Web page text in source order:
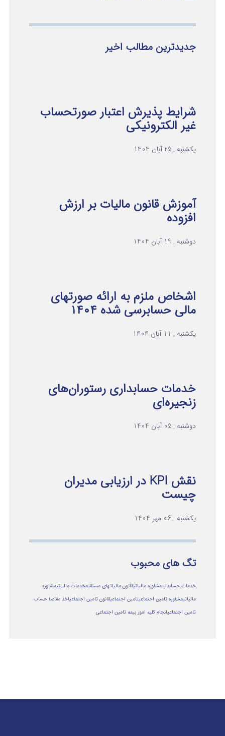
جدیدترین مطالب اخیر
شرایط پذیرش اعتبار صورتحساب
غیر الکترونیکی
یکشنبه , 25 آبان 1404
آموزش قانون مالیات بر ارزش
افزوده
دوشنبه , 19 آبان 1404
اشخاص ملزم به ارائه صورتهای
مالی حسابرسی شده ۱۴۰۴
یکشنبه , 11 آبان 1404
خدمات حسابداری رستوران‌های
زنجیره‌ای
دوشنبه , 05 آبان 1404
نقش KPI در ارزیابی مدیران
چیست
یکشنبه , 06 مهر 1404
تگ های محبوب
خدمات حسابداریمشاوره مالیاتیقانون مالیاتهای مستقیمخدمات مالیاتیمشاوره
مالياتيمشاوره تامین اجتماعیتامین اجتماعیقانون تامین اجتماعیاخذ مفاصا حساب
تامین اجتماعیانجام کلیه امور بیمه تامین اجتماعی